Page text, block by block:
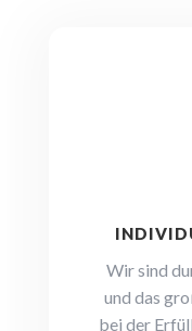
Wir sind
und das
bei der